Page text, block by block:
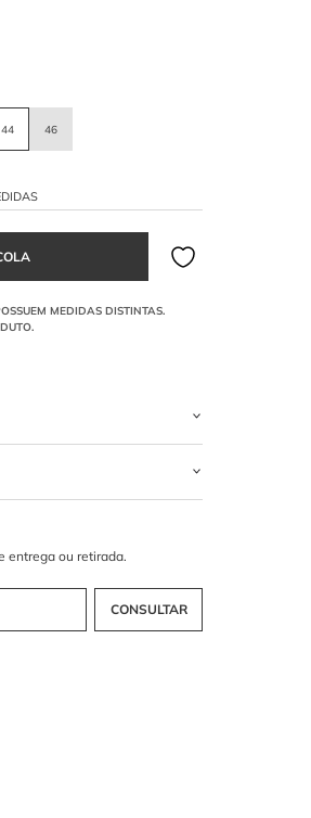
44 46
Apresenta modelo chemise
suave e toque fresco
frescor